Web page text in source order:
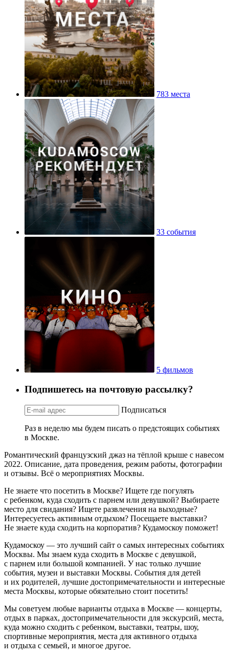
783 места
33 события
5 фильмов
Подпишетесь на почтовую рассылку?
Подписаться
Раз в неделю мы будем писать о предстоящих событиях
в Москве.
Романтический французский джаз на тёплой крыше с навесом
2022. Описание, дата проведения, режим работы, фотографии
и отзывы. Всё о мероприятиях Москвы.
Не знаете что посетить в Москве? Ищете где погулять
с ребенком, куда сходить с парнем или девушкой? Выбираете
место для свидания? Ищете развлечения на выходные?
Интересуетесь активным отдыхом? Посещаете выставки?
Не знаете куда сходить на корпоратив? Кудамоскоу поможет!
Кудамоскоу — это лучший сайт о самых интересных событиях
Москвы. Мы знаем куда сходить в Москве с девушкой,
с парнем или большой компанией. У нас только лучшие
события, музеи и выставки Москвы. События для детей
и их родителей, лучшие достопримечательности и интересные
места Москвы, которые обязательно стоит посетить!
Мы советуем любые варианты отдыха в Москве — концерты,
отдых в парках, достопримечательности для экскурсий, места,
куда можно сходить с ребенком, выставки, театры, шоу,
спортивные мероприятия, места для активного отдыха
и отдыха с семьей, и многое другое.